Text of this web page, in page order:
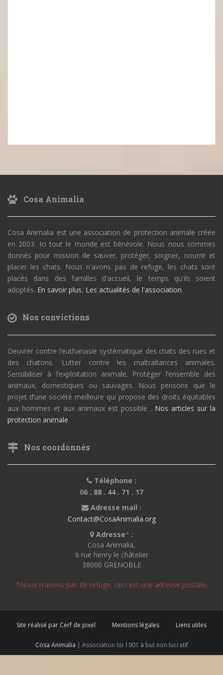
Cosa Animalia
Cosa Animalia est une association de protection animale créée
en 2003. Ici tout le monde est bénévole. Nous nous sommes
donnés pour mission de sauver, protéger, soigner, nourrir et
placer les chats. Nous n'avons pas de refuge, les chats sont
placés dans des familles d'accueil, le temps qu'ils soient
adoptés. En savoir plus, Les actualités de l'association
Nos convictions
Oeuvrer contre l’euthanasie systématique des chats des rues et
des chatons. Lutter contre les maltraitances animales.
Sensibiliser à l’exploitation animale. Protéger l’ensemble des
animaux, domestiques ou sauvages. Nous pensons que le
projet d’une société meilleure qui propose des droits équitables
aux hommes et aux animaux est possible . Nos articles sur la
protection animale
Nos coordonnés
Téléphone :
06 . 88 . 44 . 71 . 17
Adresse mail :
Contact@CosaAnimalia.org
Adresse* :
Cosa Animalia,
6 rue henry le châtelier
38000 GRENOBLE
*Nous n'avons pas de refuge, ceci est une adresse postale.
Site réalisé par Cerf de pixel Mentions légales Liens utiles
Cosa Animalia | Association loi 1901 à but non lucratif